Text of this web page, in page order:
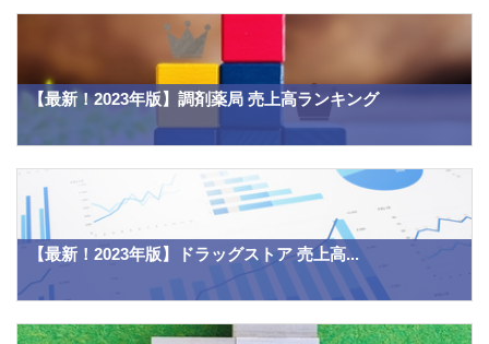
【最新！2023年版】調剤薬局 売上高ランキング
【最新！2023年版】ドラッグストア 売上高...